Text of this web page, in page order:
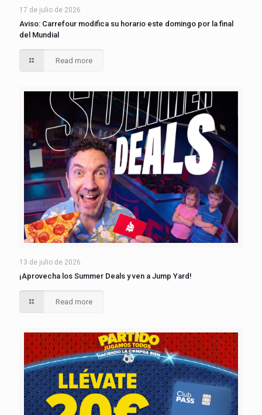
17 de julio de 2026
Aviso: Carrefour modifica su horario este domingo por la final
del Mundial
Read more
13 de julio de 2026
¡Aprovecha los Summer Deals y ven a Jump Yard!
Read more